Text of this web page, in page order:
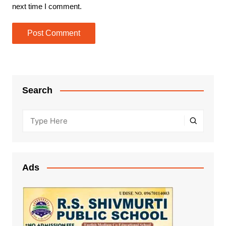
next time I comment.
Search
Ads